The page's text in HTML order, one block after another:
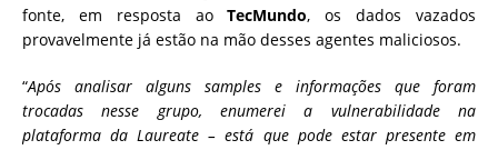
fonte, em resposta aoTecMundo, os dados vazados
provavelmente já estão na mão desses agentes maliciosos.
“Após analisar alguns samples e informações que foram
trocadas nesse grupo, enumerei a vulnerabilidade na
plataforma da Laureate – está que pode estar presente em